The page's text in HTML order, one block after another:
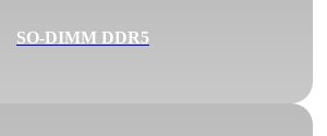
SO-DIMM DDR5